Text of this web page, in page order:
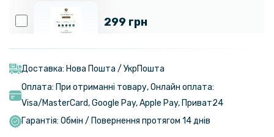
299 грн
Гідрогелева плівка iNobi Matte для OnePlus 9 Pro на задню панель,
Доставка: Нова Пошта / УкрПошта
Оплата: При отриманні товару, Онлайн оплата:
Visa/MasterСard, Google Pay, Apple Pay, Приват24
Гарантія: Обмін / Повернення протягом 14 днів